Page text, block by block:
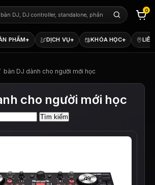
PHẨM+ DỊCH VỤ+ KHÓA HỌC+
0
bàn DJ dành cho người mới học
cho người mới học